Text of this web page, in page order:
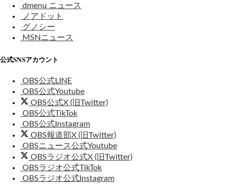
dmenu ニュース
ノアドット
グノシー
MSNニュース
公式SNSアカウント
OBS公式LINE
OBS公式Youtube
OBS公式X (旧Twitter)
OBS公式TikTok
OBS公式Instagram
OBS報道部X (旧Twitter)
OBSニュース公式Youtube
OBSラジオ公式X (旧Twitter)
OBSラジオ公式TikTok
OBSラジオ公式Instagram